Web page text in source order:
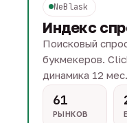
NeBlask
Индекс
Поисковый
букмекеров.
динамика 12 мес.
61
РЫНКОВ